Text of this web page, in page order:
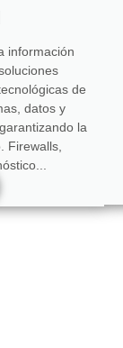
información
de
datos y
la
Firewalls,